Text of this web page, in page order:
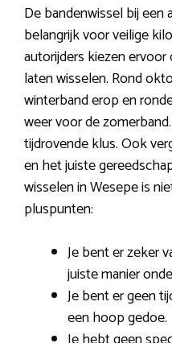
De bandenwissel bij een
belangrijk voor veilige
autorijders kiezen
laten wisselen. Rond
winterband erop en
weer voor de
tijdrovende klus. Ook
en het juiste
wisselen in Wesepe is
pluspunten:
Je bent er zeker
juiste manier
Je bent er geen
een hoop gedoe.